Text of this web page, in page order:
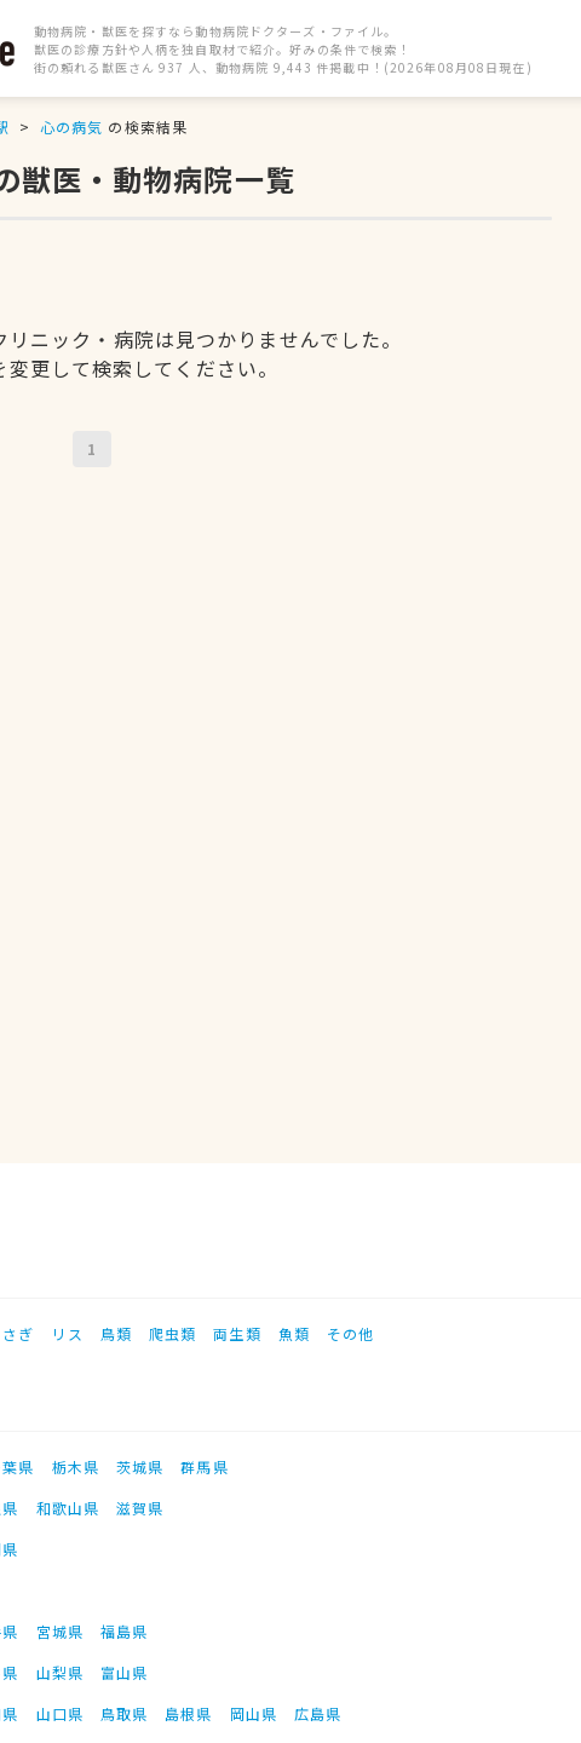
動物病院・獣医を探すなら動物病院ドクターズ・ファイル。
獣医の診療方針や人柄を独自取材で紹介。好みの条件で検索！
街の頼れる獣医さん 937 人、動物病院 9,443 件掲載中！(2026年08月08日現在)
心の病気 の検索結果
獣医・動物病院一覧
ニック・病院は見つかりませんでした。
更して検索してください。
1
さぎ リス 鳥類 爬虫類 両生類 魚類 その他
県 栃木県 茨城県
群馬県
和歌山県
滋賀県
宮城県
福島県
山梨県
富山県
山口県 鳥取県 島根県 岡山県
広島県